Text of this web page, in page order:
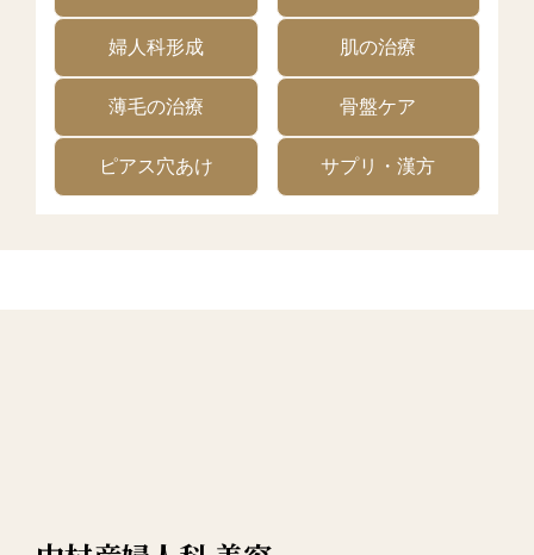
婦人科形成 肌の治療
薄毛の治療 骨盤ケア
ピアス穴あけ サプリ・漢方